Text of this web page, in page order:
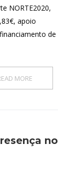
NORTE2020,
apoio
de
MORE
no